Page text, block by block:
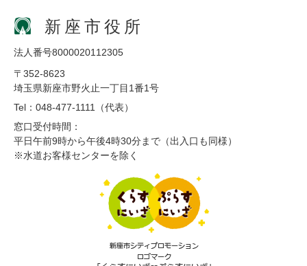
新座市役所
法人番号8000020112305
〒352-8623
埼玉県新座市野火止一丁目1番1号
Tel：048-477-1111（代表）
窓口受付時間：
平日午前9時から午後4時30分まで（出入口も同様）
※水道お客様センターを除く